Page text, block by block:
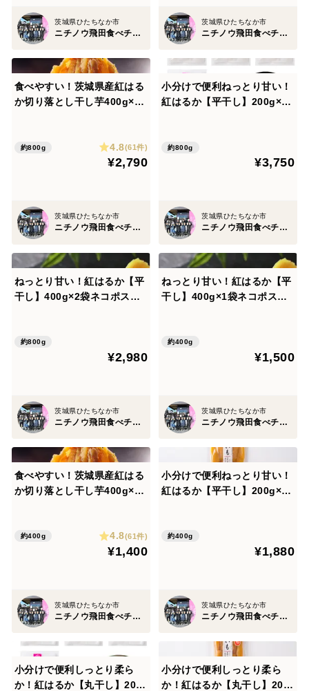
茨城県ひたちなか市
ニチノウ飛田食べチョク店
茨城県ひたちなか市
ニチノウ飛田食べチョク店
食べやすい！茨城県産紅はる
か切り落とし干し芋400g×２
約800g 4.8(61件)
¥2,790
茨城県ひたちなか市
ニチノウ飛田食べチョク店
小分けで便利ねっとり甘い！
紅はるか【平干し】200g×4
約800g
¥3,750
茨城県ひたちなか市
ニチノウ飛田食べチョク店
ねっとり甘い！紅はるか【平
干し】400g×2袋ネコポス
約800g
¥2,980
茨城県ひたちなか市
ニチノウ飛田食べチョク店
ねっとり甘い！紅はるか【平
干し】400g×1袋ネコポス
約400g
¥1,500
茨城県ひたちなか市
ニチノウ飛田食べチョク店
食べやすい！茨城県産紅はる
か切り落とし干し芋400g×1
約400g 4.8(61件)
¥1,400
茨城県ひたちなか市
ニチノウ飛田食べチョク店
小分けで便利ねっとり甘い！
紅はるか【平干し】200g×2
約400g
¥1,880
茨城県ひたちなか市
ニチノウ飛田食べチョク店
小分けで便利しっとり柔ら
か！紅はるか【丸干し】200
小分けで便利しっとり柔ら
か！紅はるか【丸干し】200